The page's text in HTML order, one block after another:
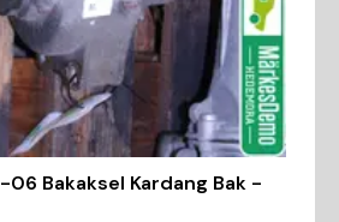
06 Bakaksel Kardang Bak -